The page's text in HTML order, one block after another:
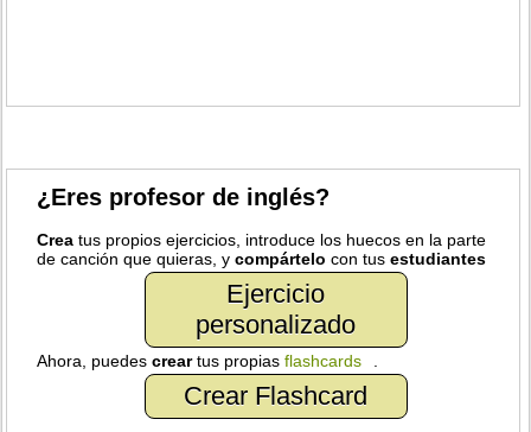
¿Eres profesor de inglés?
Crea tus propios ejercicios, introduce los huecos en la parte
de canción que quieras, ycompártelo con tusestudiantes
Ejercicio
personalizado
Ahora, puedescreartus propiasflashcards
Crear Flashcard